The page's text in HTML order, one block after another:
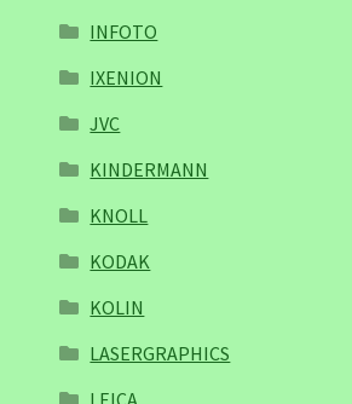
INFOTO
IXENION
JVC
KINDERMANN
KNOLL
KODAK
KOLIN
LASERGRAPHICS